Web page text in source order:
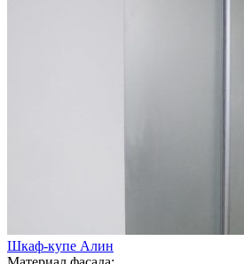
Шкаф-купе Алин